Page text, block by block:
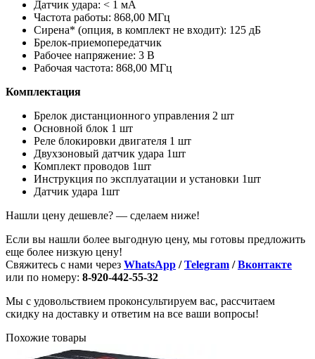
Датчик удара: < 1 мА
Частота работы: 868,00 МГц
Сирена* (опция, в комплект не входит): 125 дБ
Брелок-приемопередатчик
Рабочее напряжение: 3 В
Рабочая частота: 868,00 МГц
Комплектация
Брелок дистанционного управления 2 шт
Основной блок 1 шт
Реле блокировки двигателя 1 шт
Двухзоновый датчик удара 1шт
Комплект проводов 1шт
Инструкция по эксплуатации и установки 1шт
Датчик удара 1шт
Нашли цену дешевле? — сделаем ниже!
Если вы нашли более выгодную цену, мы готовы предложить
еще более низкую цену!
Свяжитесь с нами через WhatsApp /Telegram /Вконтакте
или по номеру: 8-920-442-55-32
Мы с удовольствием проконсультируем вас, рассчитаем
скидку на доставку и ответим на все ваши вопросы!
Похожие товары